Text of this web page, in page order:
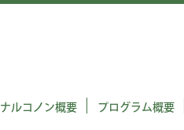
ナルコノン概要 プログラム概要